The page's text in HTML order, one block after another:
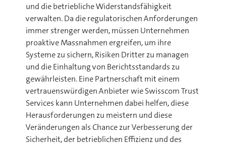
und die betriebliche Widerstandsfähigkeit
verwalten. Da die regulatorischen Anforderungen
immer strenger werden, müssen Unternehmen
proaktive Massnahmen ergreifen, um ihre
Systeme zu sichern, Risiken Dritter zu managen
und die Einhaltung von Berichtsstandards zu
gewährleisten. Eine Partnerschaft mit einem
vertrauenswürdigen Anbieter wie Swisscom Trust
Services kann Unternehmen dabei helfen, diese
Herausforderungen zu meistern und diese
Veränderungen als Chance zur Verbesserung der
Sicherheit, der betrieblichen Effizienz und des